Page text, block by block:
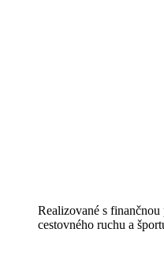
Realizované s
cestovného ruchu a